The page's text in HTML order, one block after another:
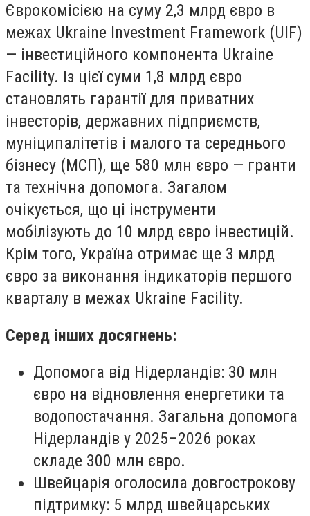
Єврокомісією на суму 2,3 млрд євро в
межах Ukraine Investment Framework (UIF)
— інвестиційного компонента Ukraine
Facility. Із цієї суми 1,8 млрд євро
становлять гарантії для приватних
інвесторів, державних підприємств,
муніципалітетів і малого та середнього
бізнесу (МСП), ще 580 млн євро — гранти
та технічна допомога. Загалом
очікується, що ці інструменти
мобілізують до 10 млрд євро інвестицій.
Крім того, Україна отримає ще 3 млрд
євро за виконання індикаторів першого
кварталу в межах Ukraine Facility.
Серед інших досягнень:
Допомога від Нідерландів: 30 млн
євро на відновлення енергетики та
водопостачання. Загальна допомога
Нідерландів у 2025–2026 роках
складе 300 млн євро.
Швейцарія оголосила довгострокову
підтримку: 5 млрд швейцарських